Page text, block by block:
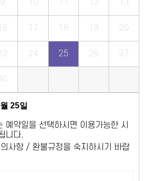
9 10 11 12 13
17 18 19 20
24 25 26 27
25일
예약일을 선택하시면 이용가능한 시
니다.
사항 / 환불규정을 숙지하시기 바랍